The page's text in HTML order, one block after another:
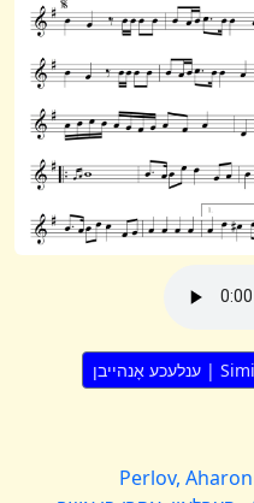
Perlov,